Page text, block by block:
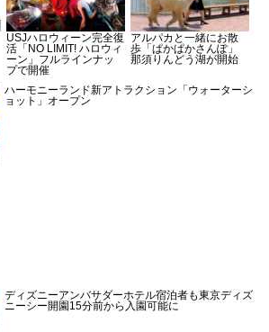
USJハロウィーン完全復
活「NO LIMIT! ハロウィ
ーン」フルラインナッ
プで開催
アルパカと一緒にお散
歩「ぱかぱかさんぽ」
那須りんどう湖が開始
ハーモニーランド新アトラクション「ウォーターシ
ョット」オープン
ディズニーアンバサダーホテル宿泊者も東京ディズ
ニーシー開園15分前から入園可能に